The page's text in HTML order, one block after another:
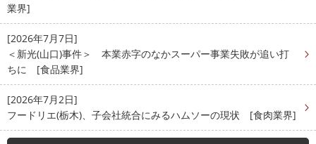
業界]
[2026年7月7日]
＜新光(山口)事件＞ 本業赤字のなかスーパー事業失敗が追い打
ちに [食品業界]
[2026年7月2日]
フードリエ(栃木)、子会社統合にみるハムソーの現状 [食肉業界]